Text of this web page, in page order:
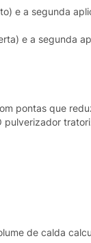
e a segunda
e a segunda
pontas que
pulverizador
de calda